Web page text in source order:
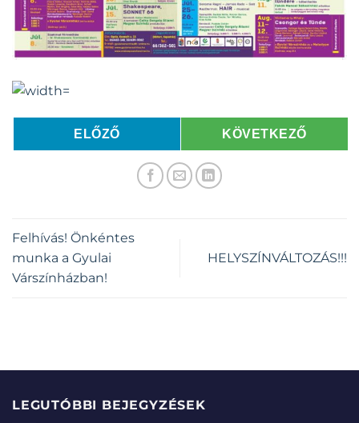
ELŐZŐ KÖVETKEZŐ
Felhívás! Önkéntes
munka a Gyulai
Várszínházban!
HELYSZÍNVÁLTOZÁS!!!
LEGUTÓBBI BEJEGYZÉSEK